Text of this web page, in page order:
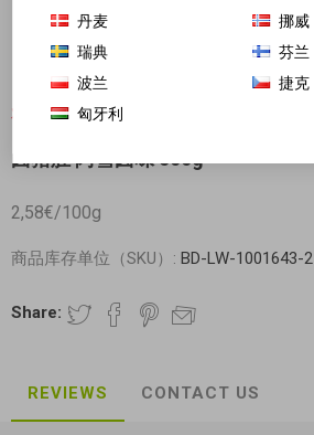
对不起-这个产品已经不再提供
卤猪肚 阿雪卤味 500g
2,58€/100g
商品库存单位（SKU）: BD-LW-1001643-2
Share:
REVIEWS CONTACT US
丹麦
挪威
瑞典
芬兰
波兰
捷克
匈牙利